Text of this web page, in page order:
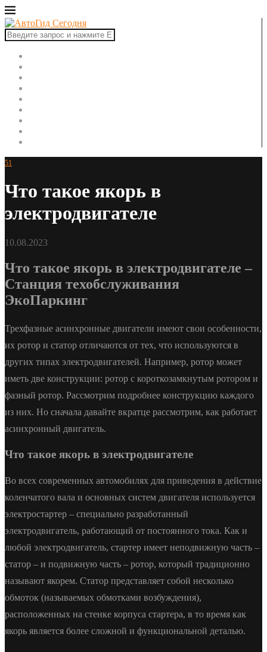
51
Что такое якорь в
электродвигателе
10.08.2023
Что такое якорь в электродвигателе –
Станция техобслуживания
ЭкоПаркинг
Трехфазные асинхронные двигатели имеют свои особенности,
их ротор и статор отличаются от тех, что используются в
других типах электродвигателей. Например, ротор может
иметь две конструкции: ротор с короткозамкнутым ротором и
фазный ротор. Рассмотрим подробнее конструкцию каждого
из них. Но сначала давайте вкратце рассмотрим, как работает
асинхронный двигатель.
Что такое якорь в электродвигателе
Во всех современных автомобилях для приведения в действие
коленчатого вала и основных систем двигателя используется
электростартер – специально разработанный
электродвигатель, работающий от постоянного тока. Как и
любой электродвигатель, стартер имеет неподвижную часть –
статор – и подвижную часть – ротор, который традиционно
называют якорем. Статор представляет собой несколько
обмоток (называемых обмотками возбуждения),
расположенных на стенке корпуса стартера, в то время как
якорь является более сложной и функциональной деталью.